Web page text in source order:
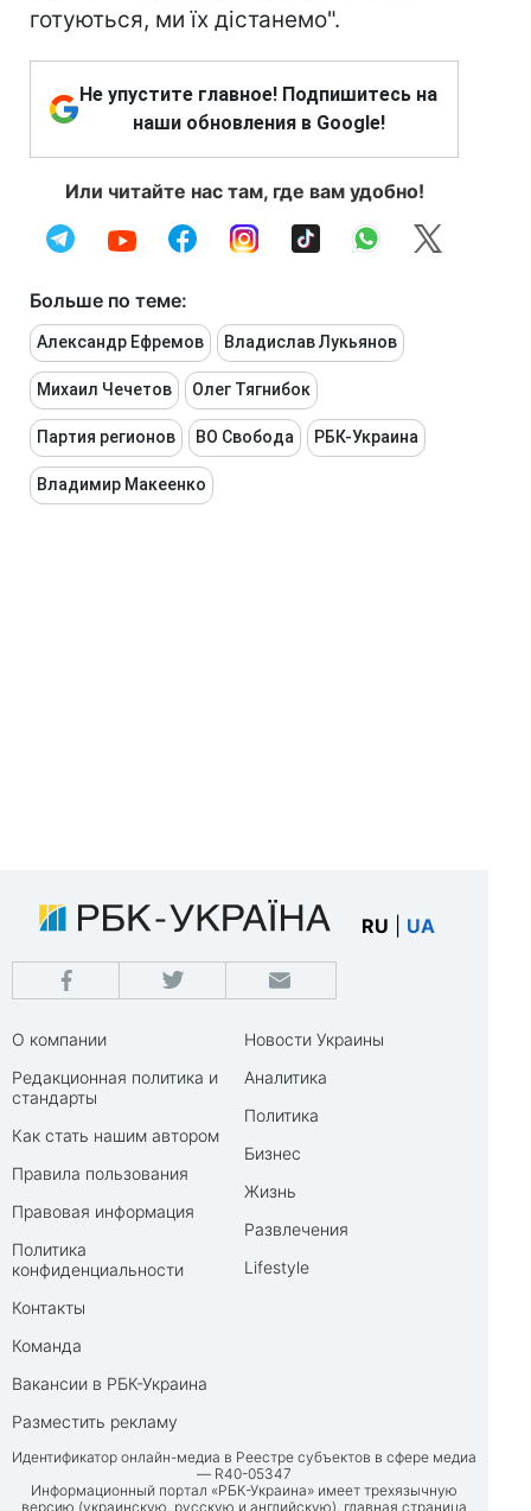
готуються, ми їх дістанемо".
Не упустите главное! Подпишитесь на
наши обновления в Google!
Или читайте нас там, где вам удобно!
Больше по теме:
Александр Ефремов Владислав Лукьянов
Михаил Чечетов Олег Тягнибок
Партия регионов ВО Свобода РБК-Украина
Владимир Макеенко
RU UA
О компании
Редакционная политика и
стандарты
Как стать нашим автором
Правила пользования
Правовая информация
Политика
конфиденциальности
Контакты
Команда
Вакансии в РБК-Украина
Разместить рекламу
Новости Украины
Аналитика
Политика
Бизнес
Жизнь
Развлечения
Lifestyle
Идентификатор онлайн-медиа в Реестре субъектов в сфере медиа
— R40-05347
Информационный портал «РБК-Украина» имеет трехязычную
версию (украинскую, русскую и английскую), главная страница